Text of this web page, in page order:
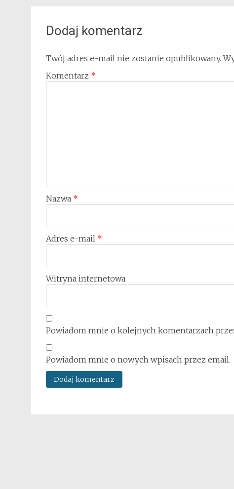
Dodaj komentarz
Twój adres e-mail nie zostanie opublikowany.
Komentarz *
Nazwa *
Adres e-mail *
Witryna internetowa
Powiadom mnie o kolejnych komentarzach
Powiadom mnie o nowych wpisach przez email.